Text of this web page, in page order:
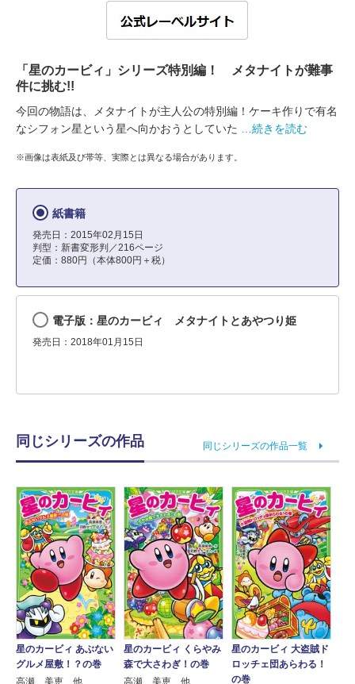
「星のカービィ」シリーズ特別編！ メタナイトが難事
件に挑む!!
今回の物語は、メタナイトが主人公の特別編！ケーキ作りで有名
なシフォン星という星へ向かおうとしていた
…続きを読む
※画像は表紙及び帯等、実際とは異なる場合があります。
紙書籍
発売日：2015年02月15日
判型：新書変形判／216ページ
定価：880円（本体800円＋税）
電子版：星のカービィ メタナイトとあやつり姫
発売日：2018年01月15日
同じシリーズの作品 同じシリーズの作品一覧
星のカービィ あぶない
グルメ屋敷！？の巻
星のカービィ くらやみ
森で大さわぎ！の巻
星のカービィ 大盗賊ド
ロッチェ団あらわる！
の巻